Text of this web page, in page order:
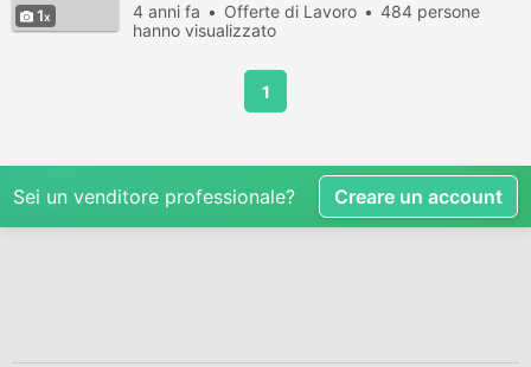
1 4 anni fa Offerte di Lavoro
484 persone
hanno visualizzato
1
Sei un venditore professionale? Creare un account